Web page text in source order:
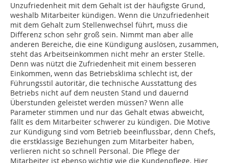
Unzufriedenheit mit dem Gehalt ist der häufigste Grund,
weshalb Mitarbeiter kündigen. Wenn die Unzufriedenheit
mit dem Gehalt zum Stellenwechsel führt, muss die
Differenz schon sehr groß sein. Nimmt man aber alle
anderen Bereiche, die eine Kündigung auslösen, zusammen,
steht das Arbeitseinkommen nicht mehr an erster Stelle.
Denn was nützt die Zufriedenheit mit einem besseren
Einkommen, wenn das Betriebsklima schlecht ist, der
Führungsstil autoritär, die technische Ausstattung des
Betriebs nicht auf dem neusten Stand und dauernd
Überstunden geleistet werden müssen? Wenn alle
Parameter stimmen und nur das Gehalt etwas abweicht,
fällt es dem Mitarbeiter schwerer zu kündigen. Die Motive
zur Kündigung sind vom Betrieb beeinflussbar, denn Chefs,
die erstklassige Beziehungen zum Mitarbeiter haben,
verlieren nicht so schnell Personal. Die Pflege der
Mitarbeiter ist ebenso wichtig wie die Kundenpflege. Hier